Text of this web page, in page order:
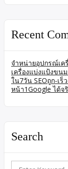
Recent
จำหน่ายอุปกรณ์เค
เครื่องแบ่งแป้งขน
ใน7วัน SEOถูก-เ
หน้า1Google ได้จ
Search